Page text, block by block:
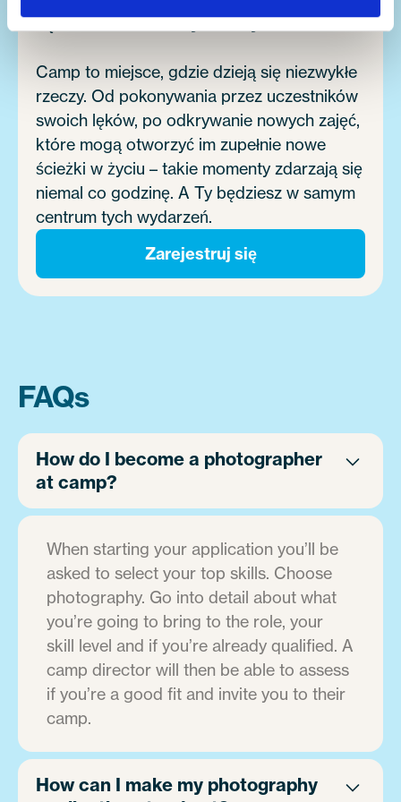
będziesz zmieniać życie innych.
Camp to miejsce, gdzie dzieją się niezwykłe
rzeczy. Od pokonywania przez uczestników
swoich lęków, po odkrywanie nowych zajęć,
które mogą otworzyć im zupełnie nowe
ścieżki w życiu – takie momenty zdarzają się
niemal co godzinę. A Ty będziesz w samym
centrum tych wydarzeń.
Zarejestruj się
FAQs
How do I become a photographer
at camp?
When starting your application you’ll be
asked to select your top skills. Choose
photography. Go into detail about what
you’re going to bring to the role, your
skill level and if you’re already qualified. A
camp director will then be able to assess
if you’re a good fit and invite you to their
camp.
How can I make my photography